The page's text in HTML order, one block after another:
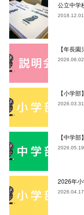
公立中学
【年長
【小学
【中学
2026年